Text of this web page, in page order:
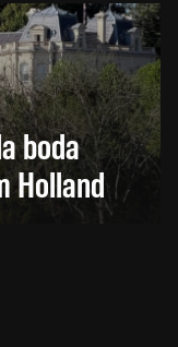
boda
Holland